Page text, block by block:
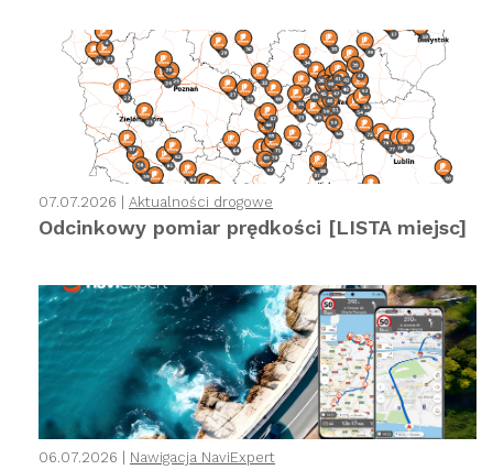
07.07.2026 | Aktualności drogowe
Odcinkowy pomiar prędkości [LISTA miejsc]
06.07.2026 | Nawigacja NaviExpert